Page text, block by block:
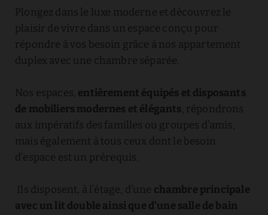
Plongez dans le luxe moderne et découvrez le
plaisir de vivre dans un espace conçu pour
répondre à vos besoin grâce à nos appartement
duplex avec une chambre séparée.
Nos espaces, entièrement équipés et disposants
de mobiliers modernes et élégants, répondrons
aux impératifs des familles ou groupes d’amis,
mais également à tous ceux dont le besoin
d’espace est un prérequis.
Ils disposent, à l’étage, d’une chambre principale
avec un lit double ainsi que d’une salle de bain